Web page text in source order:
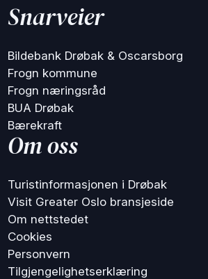
Snarveier
Bildebank Drøbak & Oscarsborg
Frogn kommune
Frogn næringsråd
BUA Drøbak
Bærekraft
Om oss
Turistinformasjonen i Drøbak
Visit Greater Oslo bransjeside
Om nettstedet
Cookies
Personvern
Tilgjengelighetserklæring